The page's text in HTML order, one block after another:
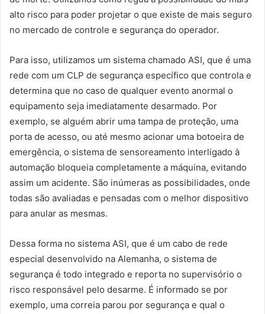
alto risco para poder projetar o que existe de mais seguro
no mercado de controle e segurança do operador.
Para isso, utilizamos um sistema chamado ASI, que é uma
rede com um CLP de segurança específico que controla e
determina que no caso de qualquer evento anormal o
equipamento seja imediatamente desarmado. Por
exemplo, se alguém abrir uma tampa de proteção, uma
porta de acesso, ou até mesmo acionar uma botoeira de
emergência, o sistema de sensoreamento interligado à
automação bloqueia completamente a máquina, evitando
assim um acidente. São inúmeras as possibilidades, onde
todas são avaliadas e pensadas com o melhor dispositivo
para anular as mesmas.
Dessa forma no sistema ASI, que é um cabo de rede
especial desenvolvido na Alemanha, o sistema de
segurança é todo integrado e reporta no supervisório o
risco responsável pelo desarme. É informado se por
exemplo, uma correia parou por segurança e qual o